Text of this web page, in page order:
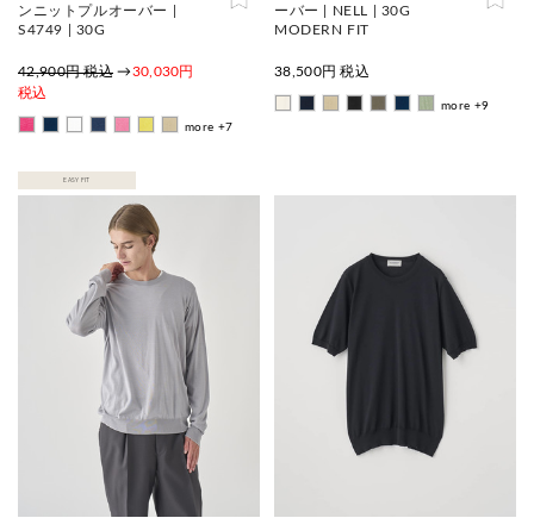
ンニットプルオーバー |
S4749 | 30G
42,900円 税込 →30,030円
税込
more +7
ーバー | NELL | 30G
MODERN FIT
38,500円 税込
more +9
EASY FIT